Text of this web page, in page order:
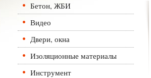
Бетон, ЖБИ
Видео
Двери, окна
Изоляционные материалы
Инструмент